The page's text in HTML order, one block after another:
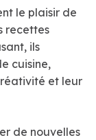
le plaisir de
recettes
ils
cuisine,
et leur
de nouvelles